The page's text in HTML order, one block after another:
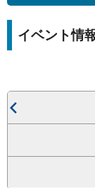
イベント情